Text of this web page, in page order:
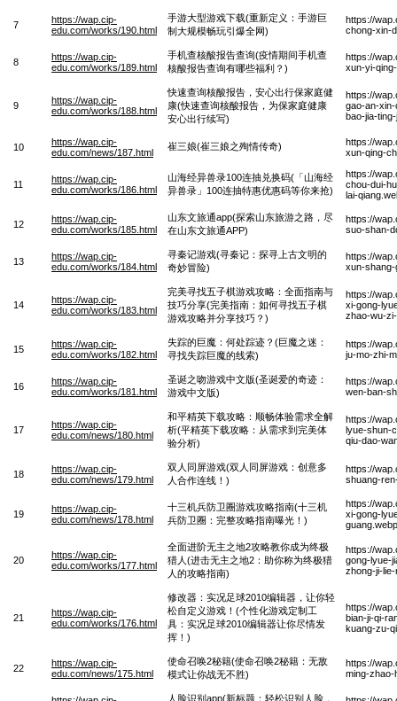
7
https://wap.cip-
edu.com/works/190.html
手游大型游戏下载(重新定义：手游巨
制大规模畅玩引爆全网)
https://
chong-xin-
8
https://wap.cip-
edu.com/works/189.html
手机查核酸报告查询(疫情期间手机查
核酸报告查询有哪些福利？)
https://
xun-yi-
9
https://wap.cip-
edu.com/works/188.html
快速查询核酸报告，安心出行保家庭健
康(快速查询核酸报告，为保家庭健康
安心出行续写)
https://
gao-an-
bao-jia-
10
https://wap.cip-
edu.com/news/187.html
崔三娘(崔三娘之殉情传奇)
https://
xun-qing-
11
https://wap.cip-
edu.com/works/186.html
山海经异兽录100连抽兑换码(「山海经
异兽录」100连抽特惠优惠码等你来抢)
https://
chou-dui-
lai-
12
https://wap.cip-
edu.com/works/185.html
山东文旅通app(探索山东旅游之路，尽
在山东文旅通APP)
https://
suo-shan-
13
https://wap.cip-
edu.com/works/184.html
寻秦记游戏(寻秦记：探寻上古文明的
奇妙冒险)
https://
xun-shang-
14
https://wap.cip-
edu.com/works/183.html
完美寻找五子棋游戏攻略：全面指南与
技巧分享(完美指南：如何寻找五子棋
游戏攻略并分享技巧？)
https://
xi-gong-
zhao-wu-
15
https://wap.cip-
edu.com/works/182.html
失踪的巨魔：何处踪迹？(巨魔之迷：
寻找失踪巨魔的线索)
https://
ju-mo-zhi-
16
https://wap.cip-
edu.com/works/181.html
圣诞之吻游戏中文版(圣诞爱的奇迹：
游戏中文版)
https://
wen-ban-
17
https://wap.cip-
edu.com/news/180.html
和平精英下载攻略：顺畅体验需求全解
析(平精英下载攻略：从需求到完美体
验分析)
https://
lyue-shun-
qiu-dao-
18
https://wap.cip-
edu.com/news/179.html
双人同屏游戏(双人同屏游戏：创意多
人合作连线！)
https://
shuang-
19
https://wap.cip-
edu.com/news/178.html
十三机兵防卫圈游戏攻略指南(十三机
兵防卫圈：完整攻略指南曝光！)
https://
xi-gong-
guang.webp
20
https://wap.cip-
edu.com/works/177.html
全面进阶无主之地2攻略教你成为终极
猎人(进击无主之地2：助你称为终极猎
人的攻略指南)
https://
gong-lyue-
zhong-ji-
21
https://wap.cip-
edu.com/works/176.html
修改器：实况足球2010编辑器，让你轻
松自定义游戏！(个性化游戏定制工
具：实况足球2010编辑器让你尽情发
挥！)
https://
bian-ji-qi-
kuang-zu-
22
https://wap.cip-
edu.com/news/175.html
使命召唤2秘籍(使命召唤2秘籍：无敌
模式让你战无不胜)
https://
ming-zhao-
人脸识别app(新标题：轻松识别人脸，